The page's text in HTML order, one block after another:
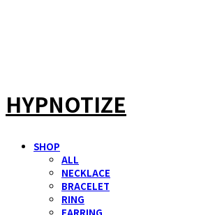
HYPNOTIZE
SHOP
ALL
NECKLACE
BRACELET
RING